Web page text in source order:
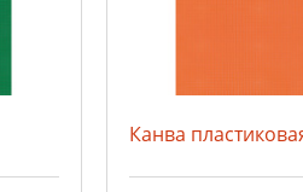
Канва